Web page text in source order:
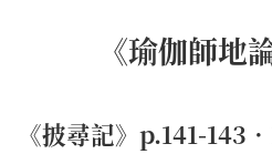
《瑜伽師地
《披尋記》p.141-143